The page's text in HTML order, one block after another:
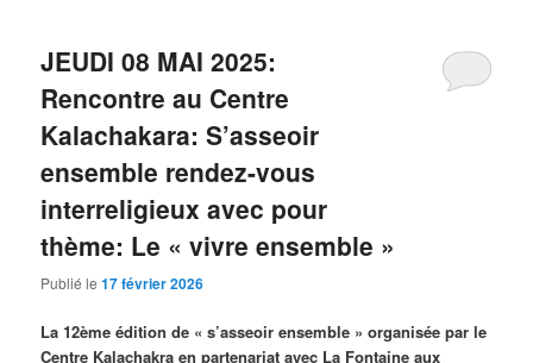
JEUDI 08 MAI 2025:
Rencontre au Centre
Kalachakara: S’asseoir
ensemble rendez-vous
interreligieux avec pour
thème: Le « vivre ensemble »
Publié le17 février 2026
La 12ème édition de « s’asseoir ensemble » organisée par le
Centre Kalachakra en partenariat avec La Fontaine aux